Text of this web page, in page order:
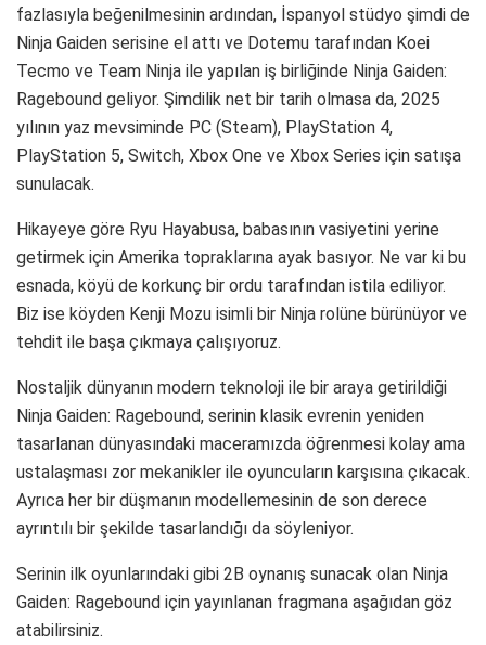
fazlasıyla beğenilmesinin ardından, İspanyol stüdyo şimdi de
Ninja Gaiden serisine el attı ve Dotemu tarafından Koei
Tecmo ve Team Ninja ile yapılan iş birliğinde Ninja Gaiden:
Ragebound geliyor. Şimdilik net bir tarih olmasa da, 2025
yılının yaz mevsiminde PC (Steam), PlayStation 4,
PlayStation 5, Switch, Xbox One ve Xbox Series için satışa
sunulacak.
Hikayeye göre Ryu Hayabusa, babasının vasiyetini yerine
getirmek için Amerika topraklarına ayak basıyor. Ne var ki bu
esnada, köyü de korkunç bir ordu tarafından istila ediliyor.
Biz ise köyden Kenji Mozu isimli bir Ninja rolüne bürünüyor ve
tehdit ile başa çıkmaya çalışıyoruz.
Nostaljik dünyanın modern teknoloji ile bir araya getirildiği
Ninja Gaiden: Ragebound, serinin klasik evrenin yeniden
tasarlanan dünyasındaki maceramızda öğrenmesi kolay ama
ustalaşması zor mekanikler ile oyuncuların karşısına çıkacak.
Ayrıca her bir düşmanın modellemesinin de son derece
ayrıntılı bir şekilde tasarlandığı da söyleniyor.
Serinin ilk oyunlarındaki gibi 2B oynanış sunacak olan Ninja
Gaiden: Ragebound için yayınlanan fragmana aşağıdan göz
atabilirsiniz.